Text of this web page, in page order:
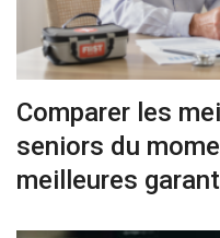
Comparer les
seniors du
meilleures